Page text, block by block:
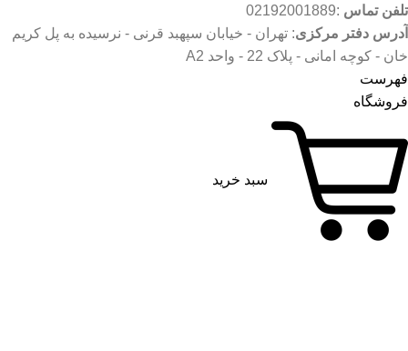
تلفن تماس :02192001889
آدرس دفتر مرکزی: تهران - خیابان سپهبد قرنی - نرسیده به پل کریم
خان - کوچه امانی - پلاک 22 - واحد A2
فهرست
فروشگاه
سبد خرید